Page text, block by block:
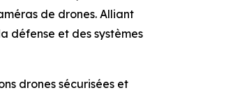
de drones. Alliant
défense et des systèmes
drones sécurisées et